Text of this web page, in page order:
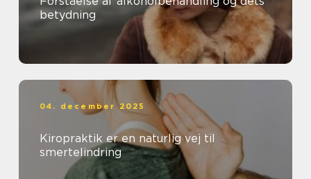
betydning
04. december 2025
Kiropraktik er en naturlig vej til
smertelindring